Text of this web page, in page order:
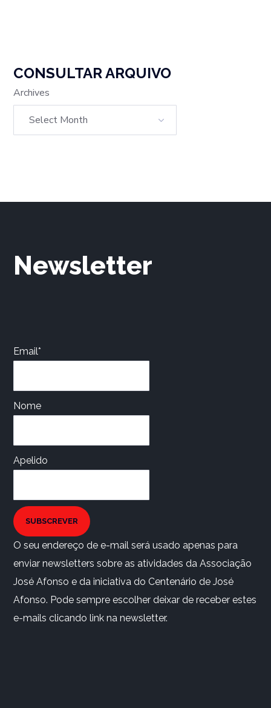
CONSULTAR ARQUIVO
Archives
Newsletter
Email*
Nome
Apelido
SUBSCREVER
O seu endereço de e-mail será usado apenas para
enviar newsletters sobre as atividades da Associação
José Afonso e da iniciativa do Centenário de José
Afonso. Pode sempre escolher deixar de receber estes
e-mails clicando link na newsletter.